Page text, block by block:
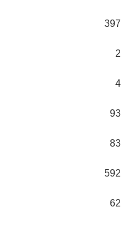
397
2
4
93
83
592
62